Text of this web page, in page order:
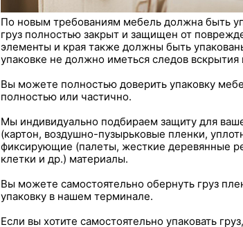
По новым требованиям мебель должна быть
груз полностью закрыт и защищен от
элементы и края также должны быть
упаковке не должно иметься следов вскрытия
Вы можете полностью доверить упаковку
полностью или частично.
Мы индивидуально подбираем защиту для
(картон, воздушно-пузырьковые пленки,
фиксирующие (палеты, жесткие деревянные
клетки и др.) материалы.
Вы можете самостоятельно обернуть груз
упаковку в нашем терминале.
Если вы хотите самостоятельно упаковать